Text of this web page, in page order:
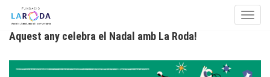
Skip to content
Aquest any celebra el Nadal amb La Roda!